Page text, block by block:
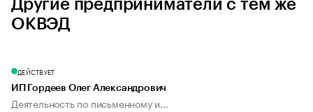
Другие предприниматели с тем же
ОКВЭД
ДЕЙСТВУЕТ
ИП Гордеев Олег Александрович
Деятельность по письменному и...